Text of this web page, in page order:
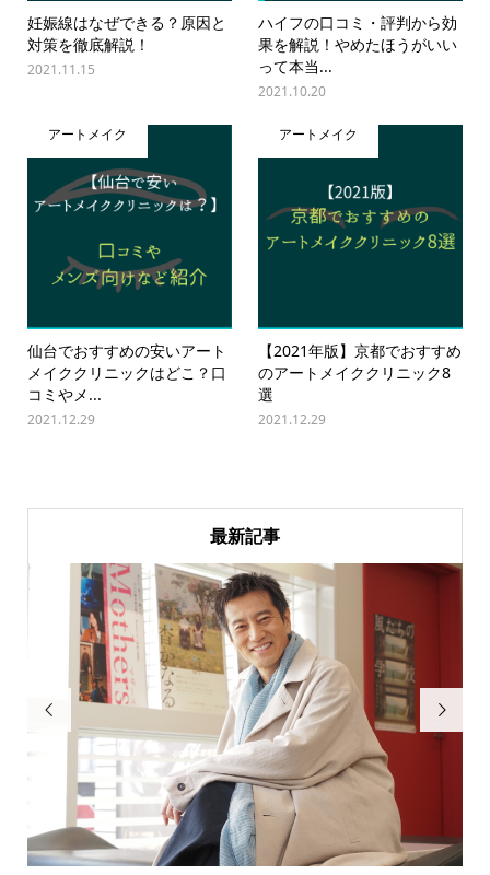
妊娠線はなぜできる？原因と
対策を徹底解説！
2021.11.15
ハイフの口コミ・評判から効
果を解説！やめたほうがいい
って本当...
2021.10.20
アートメイク
仙台でおすすめの安いアート
メイククリニックはどこ？口
コミやメ...
2021.12.29
アートメイク
【2021年版】京都でおすすめ
のアートメイククリニック8
選
2021.12.29
最新記事
 